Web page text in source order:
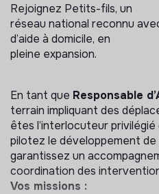
Rejoignez Petits-fils, un
réseau national reconnu
d’aide à domicile, en
pleine expansion.
En tant que Responsable
terrain impliquant des
êtes l’interlocuteur
pilotez le développement de
garantissez un
coordination des
Vos missions :